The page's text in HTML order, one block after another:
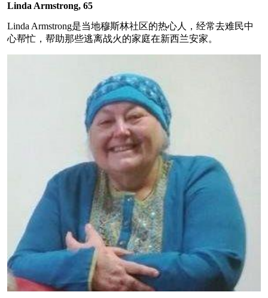
Linda Armstrong, 65
Linda Armstrong是当地穆斯林社区的热心人，经常去难民中
心帮忙，帮助那些逃离战火的家庭在新西兰安家。